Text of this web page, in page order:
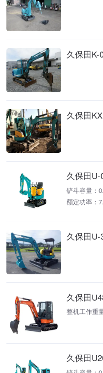
久保田K-
久保田
久保田
铲斗容量：
额定功率：
久保田
久保田
整机工作重
久保田